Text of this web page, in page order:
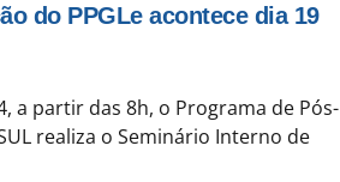
do PPGLe acontece dia 19
a partir das 8h, o Programa de Pós-
realiza o Seminário Interno de